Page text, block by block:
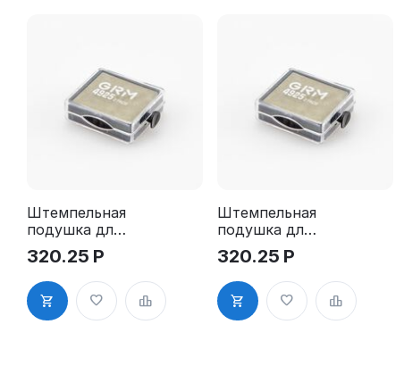
Штемпельная
подушка для
GRM 4925
2Pads
320.25 Р
Штемпельная
подушка для
GRM 4925
2Pads, синяя
320.25 Р